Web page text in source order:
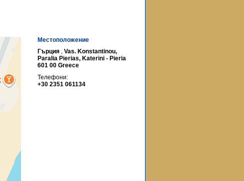
Местоположение
Гърция , Vas. Konstantinou,
Paralia Pierias, Katerini - Pieria
601 00 Greece
Телефони:
+30 2351 061134 ‎